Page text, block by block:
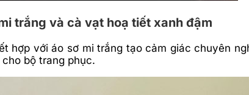
trắng và cà vạt hoạ tiết xanh đậm
hợp với áo sơ mi trắng tạo cảm giác chuyên
bộ trang phục.